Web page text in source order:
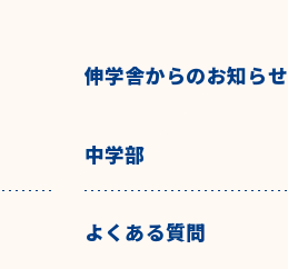
伸学舎からのお知らせ
中学部
よくある質問